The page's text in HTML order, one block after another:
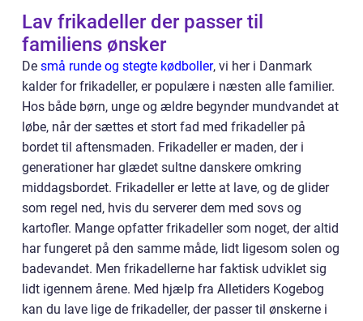
Lav frikadeller der passer til
familiens ønsker
De små runde og stegte kødboller, vi her i Danmark
kalder for frikadeller, er populære i næsten alle familier.
Hos både børn, unge og ældre begynder mundvandet at
løbe, når der sættes et stort fad med frikadeller på
bordet til aftensmaden. Frikadeller er maden, der i
generationer har glædet sultne danskere omkring
middagsbordet. Frikadeller er lette at lave, og de glider
som regel ned, hvis du serverer dem med sovs og
kartofler. Mange opfatter frikadeller som noget, der altid
har fungeret på den samme måde, lidt ligesom solen og
badevandet. Men frikadellerne har faktisk udviklet sig
lidt igennem årene. Med hjælp fra Alletiders Kogebog
kan du lave lige de frikadeller, der passer til ønskerne i